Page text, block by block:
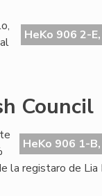
HeKo 906 2-
Council
HeKo 906 1-
la registaro de Lia